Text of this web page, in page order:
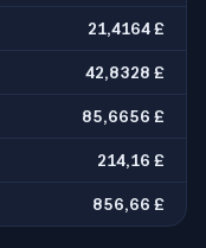
21,4164 £
42,8328 £
85,6656 £
214,16 £
856,66 £